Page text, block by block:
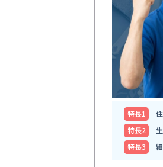
特⻑1
特⻑2
特⻑3